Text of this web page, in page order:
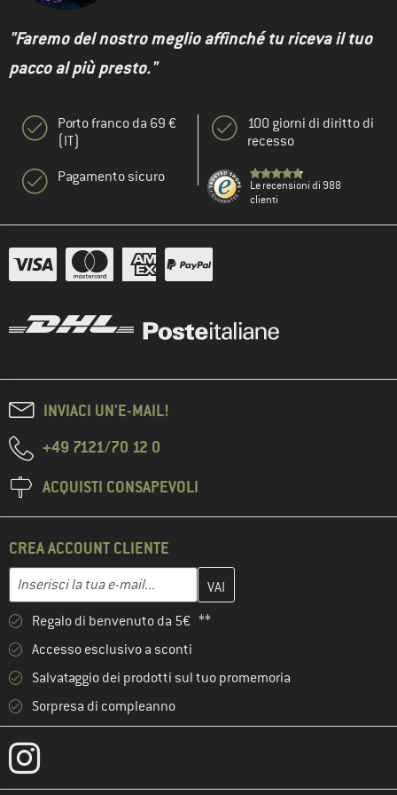
"Faremo del nostro meglio affinché tu riceva il tuo
pacco al più presto."
Porto franco da 69 €
(IT)
Pagamento sicuro
100 giorni di diritto di
recesso
Le recensioni di 988
clienti
INVIACI UN'E-MAIL!
+49 7121/70 12 0
ACQUISTI CONSAPEVOLI
CREA ACCOUNT CLIENTE
Indirizzo e-mail
Inserisci qui il tuo indirizzo e-mail e crea il tuo account cliente
Regalo di benvenuto da 5€ **
Accesso esclusivo a sconti
Salvataggio dei prodotti sul tuo promemoria
Sorpresa di compleanno